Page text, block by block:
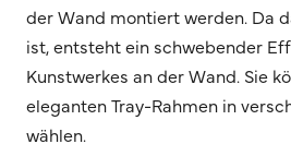
der Wand montiert werden. Da
ist, entsteht ein schwebender
Kunstwerkes an der Wand. Sie
eleganten Tray-Rahmen in
wählen.